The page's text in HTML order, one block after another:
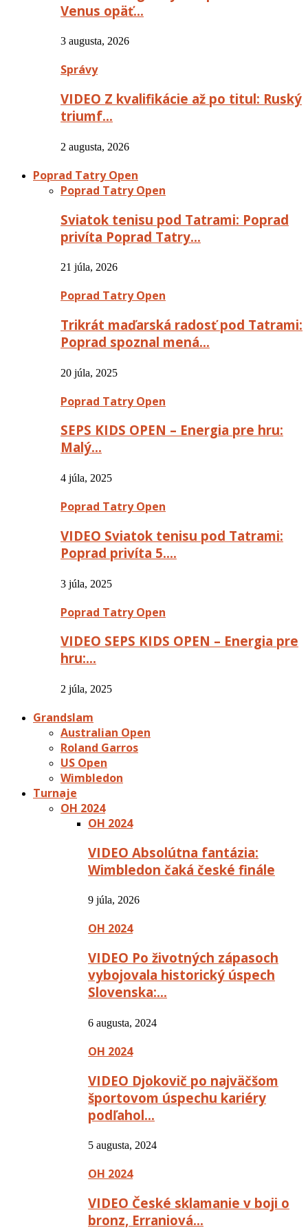
Venus opäť…
3 augusta, 2026
Správy
VIDEO Z kvalifikácie až po titul: Ruský
triumf…
2 augusta, 2026
Poprad Tatry Open
Poprad Tatry Open
Sviatok tenisu pod Tatrami: Poprad
privíta Poprad Tatry…
21 júla, 2026
Poprad Tatry Open
Trikrát maďarská radosť pod Tatrami:
Poprad spoznal mená…
20 júla, 2025
Poprad Tatry Open
SEPS KIDS OPEN – Energia pre hru:
Malý…
4 júla, 2025
Poprad Tatry Open
VIDEO Sviatok tenisu pod Tatrami:
Poprad privíta 5….
3 júla, 2025
Poprad Tatry Open
VIDEO SEPS KIDS OPEN – Energia pre
hru:…
2 júla, 2025
Grandslam
Australian Open
Roland Garros
US Open
Wimbledon
Turnaje
OH 2024
OH 2024
VIDEO Absolútna fantázia:
Wimbledon čaká české finále
9 júla, 2026
OH 2024
VIDEO Po životných zápasoch
vybojovala historický úspech
Slovenska:…
6 augusta, 2024
OH 2024
VIDEO Djokovič po najväčšom
športovom úspechu kariéry
podľahol…
5 augusta, 2024
OH 2024
VIDEO České sklamanie v boji o
bronz, Erraniová…